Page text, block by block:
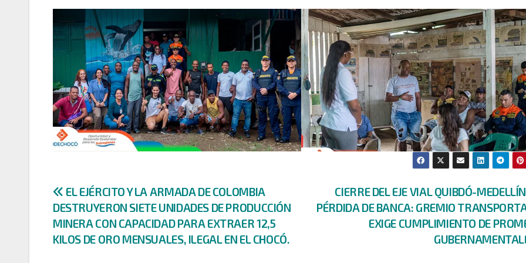
Navegación
de
entradas
CIERRE DEL EJE VIAL QUIBDÓ-
PÉRDIDA DE BANCA: GREMIO
EXIGE CUMPLIMIENTO DE
EL EJÉRCITO Y LA ARMADA DE COLOMBIA
DESTRUYERON SIETE UNIDADES DE PRODUCCIÓN
MINERA CON CAPACIDAD PARA EXTRAER 12,5
KILOS DE ORO MENSUALES, ILEGAL EN EL CHOCÓ.